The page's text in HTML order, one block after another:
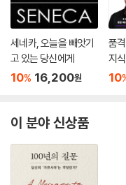
사연과 시간이 얽혀 있는 개
마주치는 유아차를 예전처럼
실린 돌봄의 명과 암이 함께
권당 2만 5천 단어로 짧지만
- 마리나 벤저민 (〈뉴 스테이츠먼
변화들과 조우하는 데 있다.
했거나 나 자신을 선택한 사
나의 작품이다.
세네카, 오늘을 빼앗기
고 있는 당신에게
10% 16,200원
품
지
10
이 분야 신상품